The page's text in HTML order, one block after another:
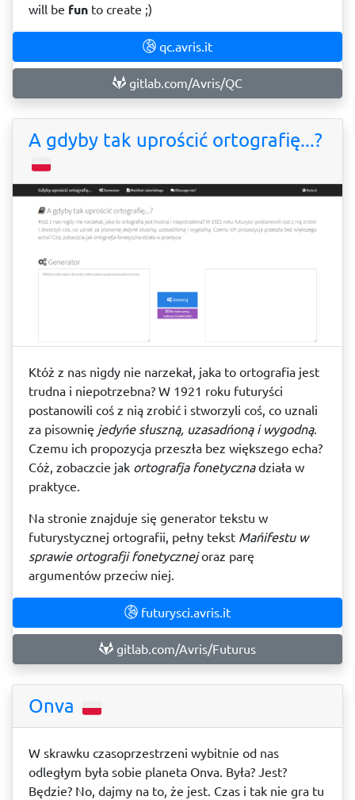
will be fun to create ;)
qc.avris.it
gitlab.com/Avris/QC
A gdyby tak uprościć ortografię...?
Któż z nas nigdy nie narzekał, jaka to ortografia jest
trudna i niepotrzebna? W 1921 roku futuryści
postanowili coś z nią zrobić i stworzyli coś, co uznali
za pisownię jedyńe słuszną, uzasadńoną i wygodną.
Czemu ich propozycja przeszła bez większego echa?
Cóż, zobaczcie jak ortografja fonetycznadziała w
praktyce.
Na stronie znajduje się generator tekstu w
futurystycznej ortografii, pełny tekst Mańifestu w
sprawie ortografji fonetycznejoraz parę
argumentów przeciw niej.
futurysci.avris.it
gitlab.com/Avris/Futurus
Onva
W skrawku czasoprzestrzeni wybitnie od nas
odległym była sobie planeta Onva. Była? Jest?
Będzie? No, dajmy na to, że jest. Czas i tak nie gra tu